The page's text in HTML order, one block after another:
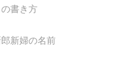
書き方
新婦の名前